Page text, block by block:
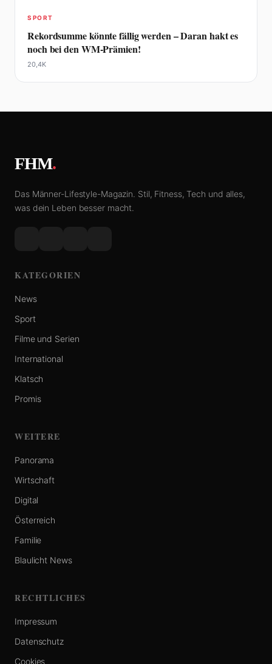
SPORT
Rekordsumme könnte fällig werden – Daran hakt es
noch bei den WM-Prämien!
20,4K
FHM.
Das Männer-Lifestyle-Magazin. Stil, Fitness, Tech und alles,
was dein Leben besser macht.
KATEGORIEN
News
Sport
Filme und Serien
International
Klatsch
Promis
WEITERE
Panorama
Wirtschaft
Digital
Österreich
Familie
Blaulicht News
RECHTLICHES
Impressum
Datenschutz
Cookies